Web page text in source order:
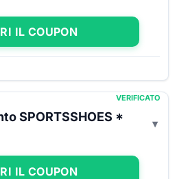
IL COUPON
VERIFICATO
SPORTSSHOES *
IL COUPON